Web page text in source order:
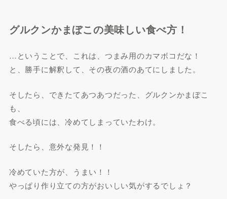
グルクンかまぼこの美味しい食べ方！
…ということで、これは、つまみ用のカマボコだな！
と、勝手に解釈して、その夜の酒のあてにしました。
そしたら、できたてあつあつだった、グルクンかまぼこ
も、
食べる頃には、冷めてしまっていたわけ。
そしたら、意外な発見！！
冷めていた方が、うまい！！
やっぱり作り立ての方がおいしい気がするでしょ？